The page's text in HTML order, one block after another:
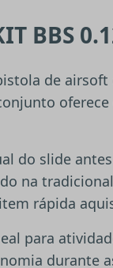
BBS
de
do slide
na
rápida
para
durante